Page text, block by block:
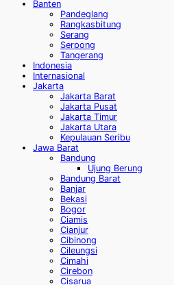
Banten
Pandeglang
Rangkasbitung
Serang
Serpong
Tangerang
Indonesia
Internasional
Jakarta
Jakarta Barat
Jakarta Pusat
Jakarta Timur
Jakarta Utara
Kepulauan Seribu
Jawa Barat
Bandung
Ujung Berung
Bandung Barat
Banjar
Bekasi
Bogor
Ciamis
Cianjur
Cibinong
Cileungsi
Cimahi
Cirebon
Cisarua